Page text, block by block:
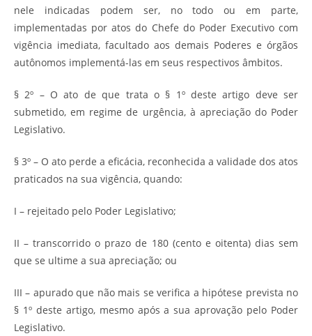
nele indicadas podem ser, no todo ou em parte,
implementadas por atos do Chefe do Poder Executivo com
vigência imediata, facultado aos demais Poderes e órgãos
autônomos implementá-las em seus respectivos âmbitos.
§ 2º – O ato de que trata o § 1º deste artigo deve ser
submetido, em regime de urgência, à apreciação do Poder
Legislativo.
§ 3º – O ato perde a eficácia, reconhecida a validade dos atos
praticados na sua vigência, quando:
I – rejeitado pelo Poder Legislativo;
II – transcorrido o prazo de 180 (cento e oitenta) dias sem
que se ultime a sua apreciação; ou
III – apurado que não mais se verifica a hipótese prevista no
§ 1º deste artigo, mesmo após a sua aprovação pelo Poder
Legislativo.